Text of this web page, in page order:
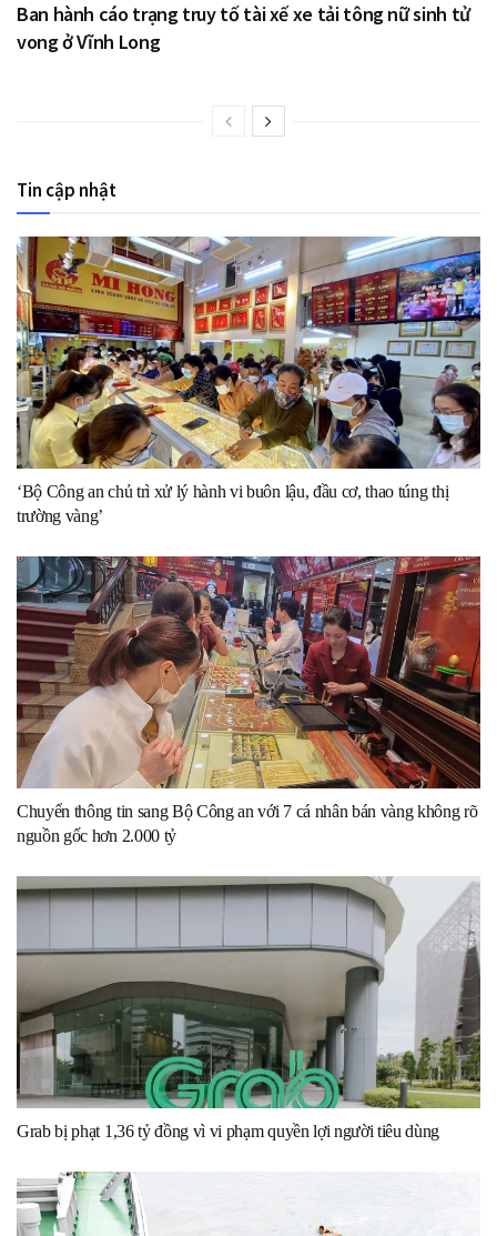
Ban hành cáo trạng truy tố tài xế xe tải tông nữ sinh tử
vong ở Vĩnh Long
Tin cập nhật
‘Bộ Công an chủ trì xử lý hành vi buôn lậu, đầu cơ, thao túng thị
trường vàng’
Chuyển thông tin sang Bộ Công an với 7 cá nhân bán vàng không rõ
nguồn gốc hơn 2.000 tỷ
Grab bị phạt 1,36 tỷ đồng vì vi phạm quyền lợi người tiêu dùng